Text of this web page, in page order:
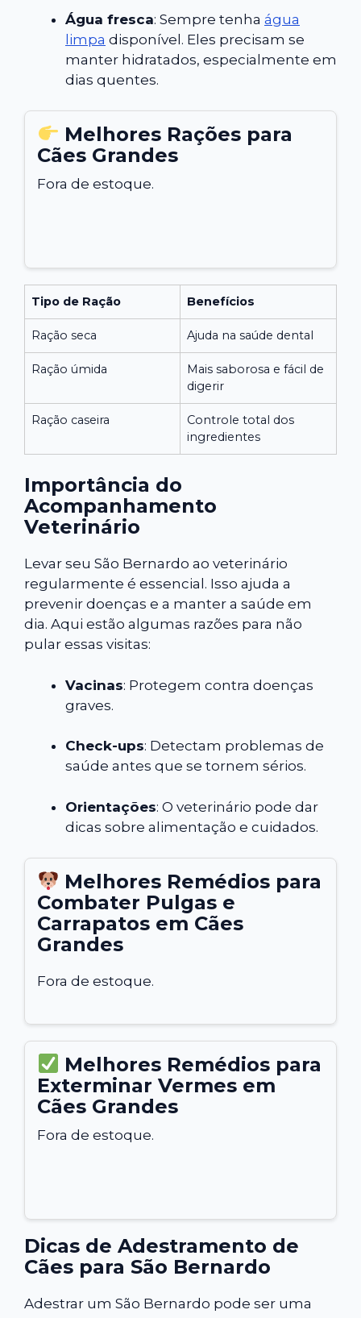
Água fresca: Sempre tenha água
limpa disponível. Eles precisam se
manter hidratados, especialmente em
dias quentes.
Melhores Rações para
Cães Grandes
Fora de estoque.
Tipo de Ração Benefícios
Ração seca Ajuda na saúde dental
Ração úmida
Mais saborosa e fácil de
digerir
Ração caseira
Controle total dos
ingredientes
Importância do
Acompanhamento
Veterinário
Levar seu São Bernardo ao veterinário
regularmente é essencial. Isso ajuda a
prevenir doenças e a manter a saúde em
dia. Aqui estão algumas razões para não
pular essas visitas:
Vacinas: Protegem contra doenças
graves.
Check-ups: Detectam problemas de
saúde antes que se tornem sérios.
Orientações: O veterinário pode dar
dicas sobre alimentação e cuidados.
Melhores Remédios para
Combater Pulgas e
Carrapatos em Cães
Grandes
Fora de estoque.
Melhores Remédios para
Exterminar Vermes em
Cães Grandes
Fora de estoque.
Dicas de Adestramento de
Cães para São Bernardo
Adestrar um São Bernardo pode ser uma